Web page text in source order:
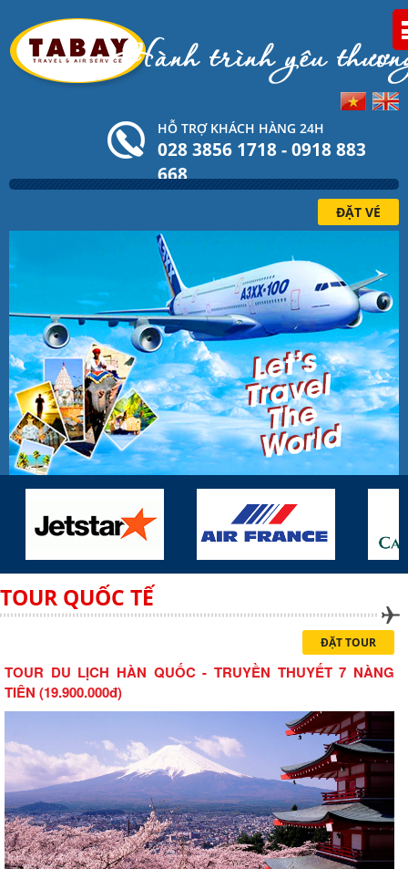
HỖ TRỢ KHÁCH HÀNG 24H
028 3856 1718 - 0918 883
668
ĐẶT VÉ
TOUR QUỐC TẾ
ĐẶT TOUR
TOUR DU LỊCH HÀN QUỐC - TRUYỀN THUYẾT 7 NÀNG
TIÊN (19.900.000đ)